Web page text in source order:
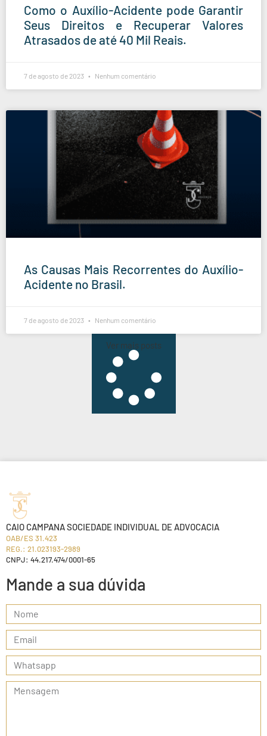
Como o Auxílio-Acidente pode Garantir
Seus Direitos e Recuperar Valores
Atrasados de até 40 Mil Reais.
7 de agosto de 2023 Nenhum comentário
As Causas Mais Recorrentes do Auxílio-
Acidente no Brasil.
7 de agosto de 2023 Nenhum comentário
Ver mais posts
Mande a sua dúvida
CAIO CAMPANA SOCIEDADE INDIVIDUAL DE ADVOCACIA
OAB/ES 31.423
REG.: 21.023193-2989
CNPJ: 44.217.474/0001-65